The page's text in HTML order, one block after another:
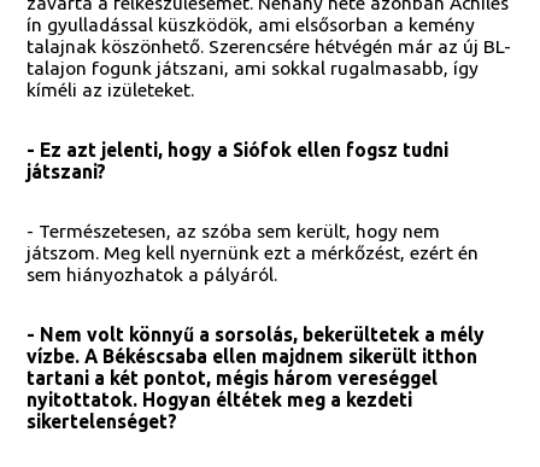
ín gyulladással küszködök, ami elsősorban a kemény
talajnak köszönhető. Szerencsére hétvégén már az új BL-
talajon fogunk játszani, ami sokkal rugalmasabb, így
kíméli az izületeket.
- Ez azt jelenti, hogy a Siófok ellen fogsz tudni
játszani?
- Természetesen, az szóba sem került, hogy nem
játszom. Meg kell nyernünk ezt a mérkőzést, ezért én
sem hiányozhatok a pályáról.
- Nem volt könnyű a sorsolás, bekerültetek a mély
vízbe. A Békéscsaba ellen majdnem sikerült itthon
tartani a két pontot, mégis három vereséggel
nyitottatok. Hogyan éltétek meg a kezdeti
sikertelenséget?